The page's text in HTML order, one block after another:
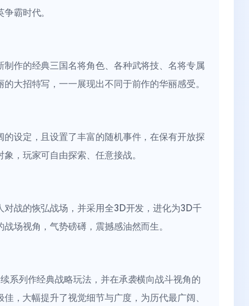
霸时代。
作的经典三国名将角色、各种武将技、名将专属
大招特写，一一展现出不同于前作的华丽感受。
设定，且设置了丰富的随机事件，在保有开放探
，玩家可自由探索、任意接战。
战的恢弘战场，并采用全3D开发，进化为3D千
场视角，气势磅礡，震撼感油然而生。
系列作经典战略玩法，并在承袭横向战斗视角的
，大幅提升了视觉细节与广度，为历代最广阔、